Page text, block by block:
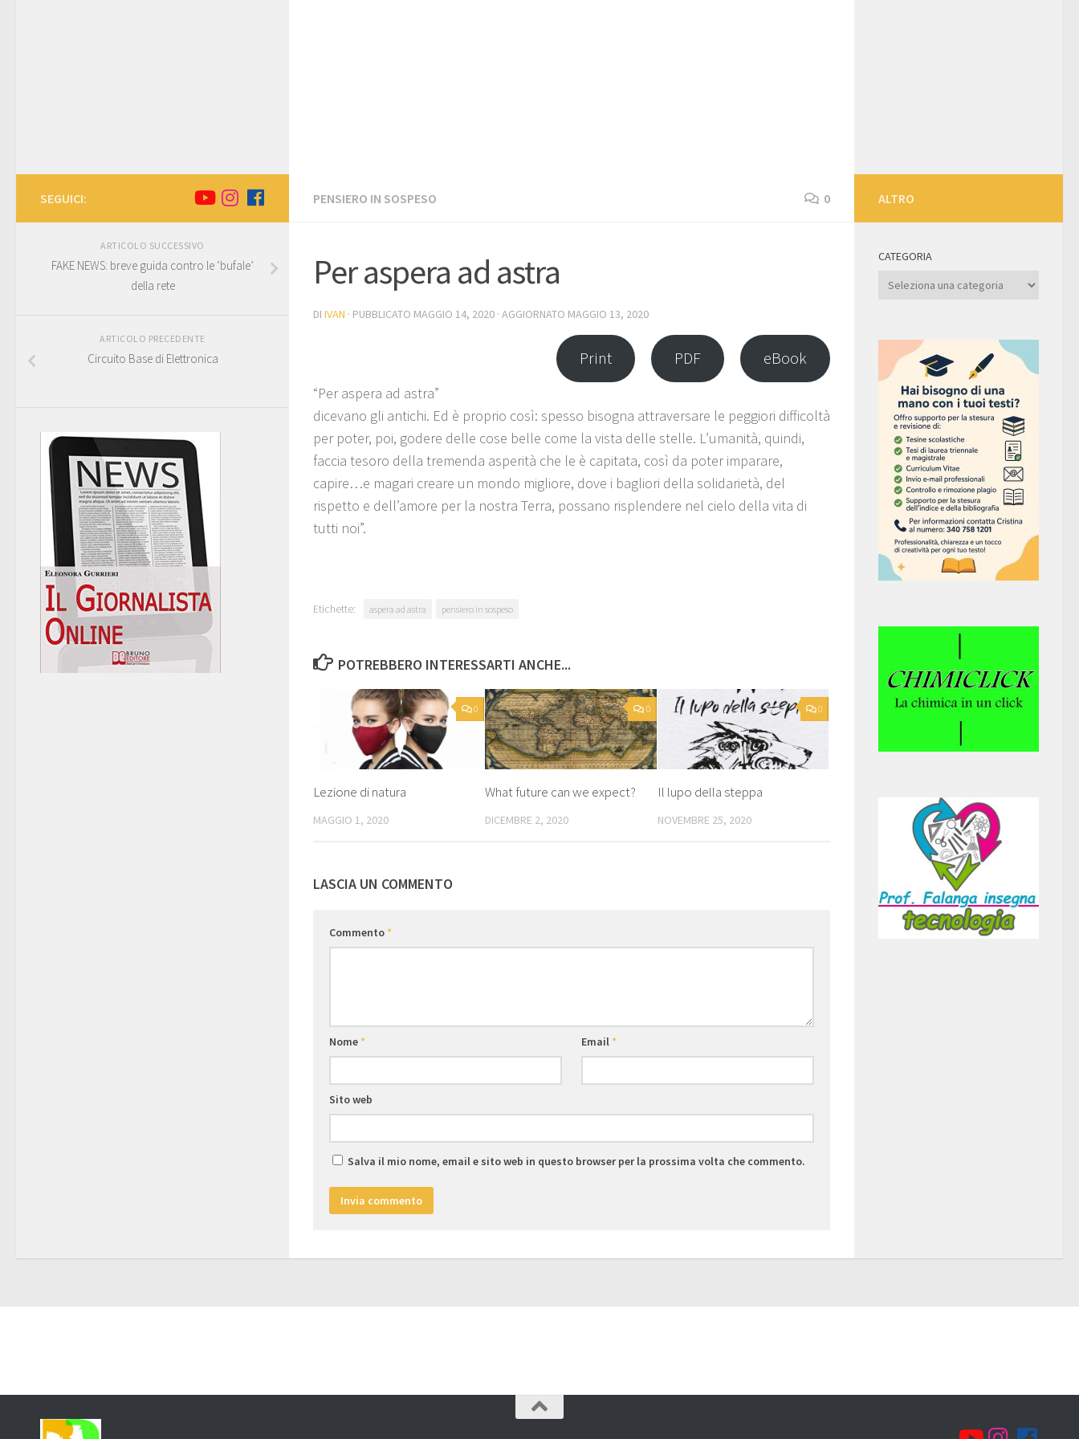
PENSIERO IN SOSPESO 0
Per aspera ad astra
DI IVAN · PUBBLICATO MAGGIO 14, 2020 · AGGIORNATO MAGGIO 13, 2020
Print PDF eBook
“Per aspera ad astra”
dicevano gli antichi. Ed è proprio così: spesso bisogna attraversare le peggiori difficoltà
per poter, poi, godere delle cose belle come la vista delle stelle. L’umanità, quindi,
faccia tesoro della tremenda asperità che le è capitata, così da poter imparare,
capire…e magari creare un mondo migliore, dove i bagliori della solidarietà, del
rispetto e dell’amore per la nostra Terra, possano risplendere nel cielo della vita di
tutti noi”.
Etichette: aspera ad astra pensiero in sospeso
POTREBBERO INTERESSARTI ANCHE...
0
Lezione di natura
MAGGIO 1, 2020
0
What future can we expect?
DICEMBRE 2, 2020
0
Il lupo della steppa
NOVEMBRE 25, 2020
LASCIA UN COMMENTO
Commento*
Nome* Email*
Sito web
Salva il mio nome, email e sito web in questo browser per la prossima volta che commento.
SEGUICI:
ARTICOLO SUCCESSIVO
FAKE NEWS: breve guida contro le ‘bufale’
della rete
ARTICOLO PRECEDENTE
Circuito Base di Elettronica
ALTRO
CATEGORIA
Categoria